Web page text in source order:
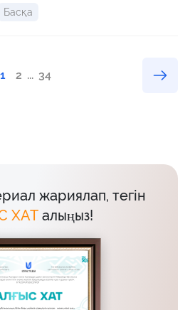
Басқа
1 2 ... 34
жариялап, тегін
ХАТ алыңыз!